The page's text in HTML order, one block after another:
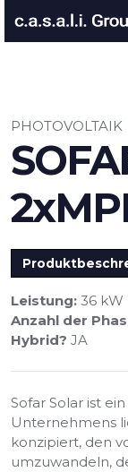
PHOTOVOLTAIK
Leistung: 36 kW
Anzahl der
Hybrid? JA
Sofar Solar ist
Unternehmens
konzipiert, den
umzuwandeln,